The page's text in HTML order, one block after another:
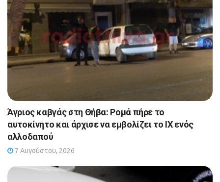
Άγριος καβγάς στη Θήβα: Ρομά πήρε το
αυτοκίνητο και άρχισε να εμβολίζει το ΙΧ ενός
αλλοδαπού
7 Αυγούστου, 2026